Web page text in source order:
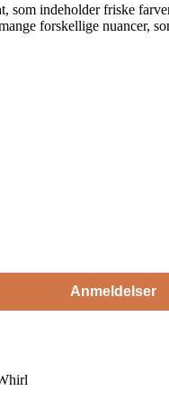
som indeholder friske
forskellige nuancer,
Anmeldelser